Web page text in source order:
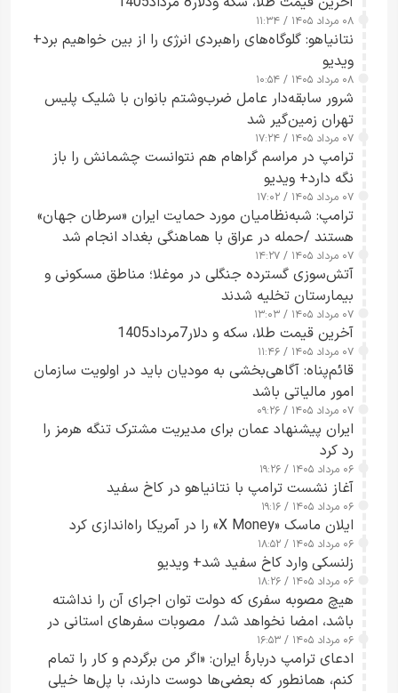
۰۸ مرداد ۱۴۰۵ / ۱۱:۳۴
نتانیاهو: گلوگاه‌های راهبردی انرژی را از بین خواهیم برد+
ویدیو
۰۸ مرداد ۱۴۰۵ / ۱۰:۵۴
شرور سابقه‌دار عامل ضرب‌وشتم بانوان با شلیک پلیس
تهران زمین‌گیر شد
۰۷ مرداد ۱۴۰۵ / ۱۷:۲۴
ترامپ در مراسم گراهام هم نتوانست چشمانش را باز
نگه دارد+ ویدیو
۰۷ مرداد ۱۴۰۵ / ۱۷:۰۲
ترامپ: شبه‌نظامیان مورد حمایت ایران «سرطان جهان»
هستند /حمله در عراق با هماهنگی بغداد انجام شد
۰۷ مرداد ۱۴۰۵ / ۱۴:۲۷
آتش‌سوزی گسترده جنگلی در موغلا؛ مناطق مسکونی و
بیمارستان تخلیه شدند
۰۷ مرداد ۱۴۰۵ / ۱۳:۰۳
آخرین قیمت طلا، سکه و دلار7مرداد1405
۰۷ مرداد ۱۴۰۵ / ۱۱:۴۶
قائم‌پناه: آگاهی‌بخشی به مودیان باید در اولویت سازمان
امور مالیاتی باشد
۰۷ مرداد ۱۴۰۵ / ۰۹:۲۶
ایران پیشنهاد عمان برای مدیریت مشترک تنگه هرمز را
رد کرد
۰۶ مرداد ۱۴۰۵ / ۱۹:۲۶
آغاز نشست ترامپ با نتانیاهو در کاخ سفید
۰۶ مرداد ۱۴۰۵ / ۱۹:۱۶
ایلان ماسک «X Money» را در آمریکا راه‌اندازی کرد
۰۶ مرداد ۱۴۰۵ / ۱۸:۵۲
زلنسکی وارد کاخ سفید شد+ ویدیو
۰۶ مرداد ۱۴۰۵ / ۱۸:۲۶
هیچ مصوبه سفری که دولت توان اجرای آن را نداشته
باشد، امضا نخواهد شد/ مصوبات سفرهای استانی در
چارچوب قانون بودجه است+ عکس
۰۶ مرداد ۱۴۰۵ / ۱۶:۵۳
ادعای ترامپ دربارهٔ ایران: «اگر من برگردم و کار را تمام
کنم، همانطور که بعضی‌ها دوست دارند، با پل‌ها خیلی